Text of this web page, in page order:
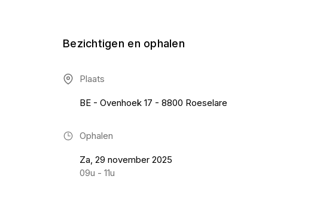
Bezichtigen en ophalen
Plaats
BE - Ovenhoek 17 - 8800 Roeselare
Ophalen
Za, 29 november 2025
09u - 11u